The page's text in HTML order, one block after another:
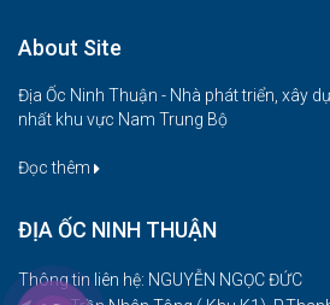
About Site
Địa Ốc Ninh Thuận - Nhà phát triển, xây
nhất khu vực Nam Trung Bộ
Đọc thêm
ĐỊA ỐC NINH THUẬN
Thông tin liên hệ: NGUYỄN NGỌC ĐỨC